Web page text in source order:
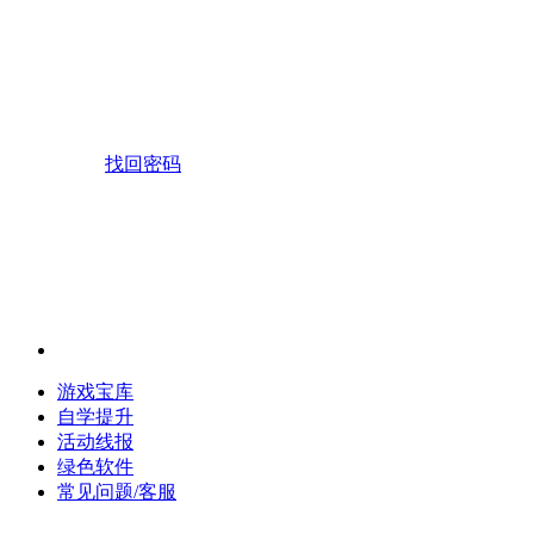
找回密码
游戏宝库
自学提升
活动线报
绿色软件
常见问题/客服